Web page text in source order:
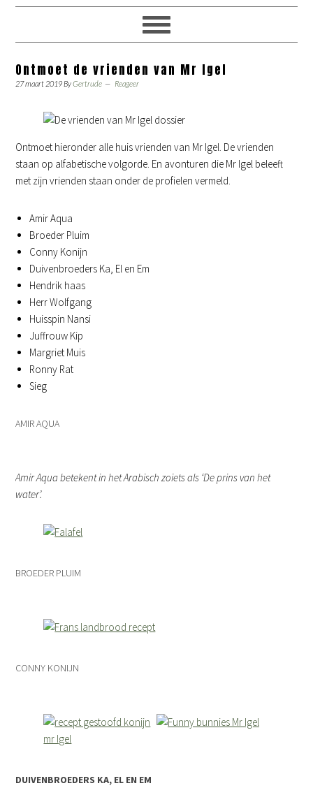
Ontmoet de vrienden van Mr Igel
27 maart 2019ByGertrude Reageer
Ontmoet hieronder alle huis vrienden van Mr Igel. De vrienden
staan op alfabetische volgorde. En avonturen die Mr Igel beleeft
met zijn vrienden staan onder de profielen vermeld.
Amir Aqua
Broeder Pluim
Conny Konijn
Duivenbroeders Ka, El en Em
Hendrik haas
Herr Wolfgang
Huisspin Nansi
Juffrouw Kip
Margriet Muis
Ronny Rat
Sieg
AMIR AQUA
Amir Aqua betekent in het Arabisch zoiets als ‘De prins van het
water’.
BROEDER PLUIM
CONNY KONIJN
DUIVENBROEDERS KA, EL EN EM